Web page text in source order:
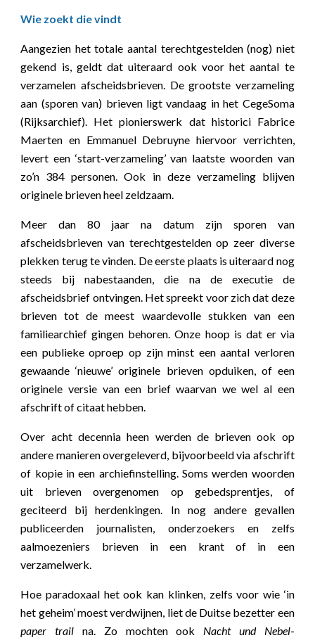
Wie zoekt die vindt
Aangezien het totale aantal terechtgestelden (nog) niet
gekend is, geldt dat uiteraard ook voor het aantal te
verzamelen afscheidsbrieven. De grootste verzameling
aan (sporen van) brieven ligt vandaag in het CegeSoma
(Rijksarchief). Het pionierswerk dat historici Fabrice
Maerten en Emmanuel Debruyne hiervoor verrichten,
levert een ‘start-verzameling’ van laatste woorden van
zo’n 384 personen. Ook in deze verzameling blijven
originele brieven heel zeldzaam.
Meer dan 80 jaar na datum zijn sporen van
afscheidsbrieven van terechtgestelden op zeer diverse
plekken terug te vinden. De eerste plaats is uiteraard nog
steeds bij nabestaanden, die na de executie de
afscheidsbrief ontvingen. Het spreekt voor zich dat deze
brieven tot de meest waardevolle stukken van een
familiearchief gingen behoren. Onze hoop is dat er via
een publieke oproep op zijn minst een aantal verloren
gewaande ‘nieuwe’ originele brieven opduiken, of een
originele versie van een brief waarvan we wel al een
afschrift of citaat hebben.
Over acht decennia heen werden de brieven ook op
andere manieren overgeleverd, bijvoorbeeld via afschrift
of kopie in een archiefinstelling. Soms werden woorden
uit brieven overgenomen op gebedsprentjes, of
geciteerd bij herdenkingen. In nog andere gevallen
publiceerden journalisten, onderzoekers en zelfs
aalmoezeniers brieven in een krant of in een
verzamelwerk.
Hoe paradoxaal het ook kan klinken, zelfs voor wie ‘in
het geheim’ moest verdwijnen, liet de Duitse bezetter een
paper trail na. Zo mochten ook Nacht und Nebel-